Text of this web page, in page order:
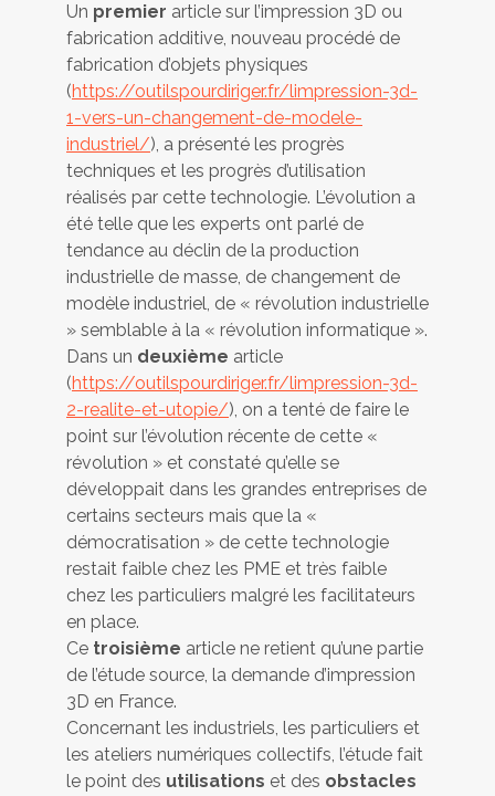
Un premier article sur l’impression 3D ou
fabrication additive, nouveau procédé de
fabrication d’objets physiques
(https://outilspourdiriger.fr/limpression-3d-
1-vers-un-changement-de-modele-
industriel/), a présenté les progrès
techniques et les progrès d’utilisation
réalisés par cette technologie. L’évolution a
été telle que les experts ont parlé de
tendance au déclin de la production
industrielle de masse, de changement de
modèle industriel, de « révolution industrielle
» semblable à la « révolution informatique ».
Dans un deuxième article
(https://outilspourdiriger.fr/limpression-3d-
2-realite-et-utopie/), on a tenté de faire le
point sur l’évolution récente de cette «
révolution » et constaté qu’elle se
développait dans les grandes entreprises de
certains secteurs mais que la «
démocratisation » de cette technologie
restait faible chez les PME et très faible
chez les particuliers malgré les facilitateurs
en place.
Ce troisième article ne retient qu’une partie
de l’étude source, la demande d’impression
3D en France.
Concernant les industriels, les particuliers et
les ateliers numériques collectifs, l’étude fait
le point des utilisations et des obstacles